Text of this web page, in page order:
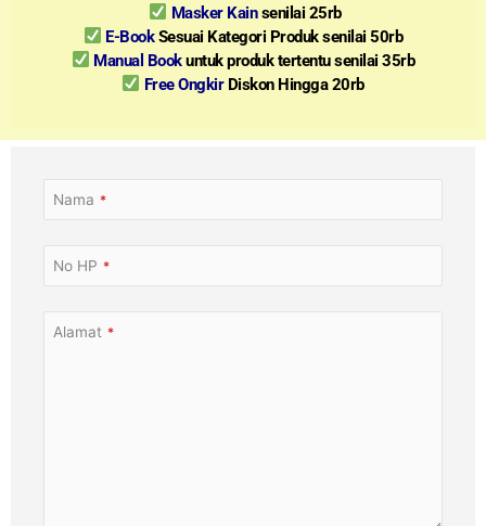
Masker Kainsenilai 25rb
E-BookSesuai Kategori Produk senilai 50rb
Manual Bookuntuk produk tertentu senilai 35rb
Free OngkirDiskon Hingga 20rb
Nama *
No HP *
Alamat *